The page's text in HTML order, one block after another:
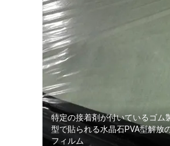
特定の接着剤が付いているゴム
型で貼られる水晶石PVA型解放
フィルム